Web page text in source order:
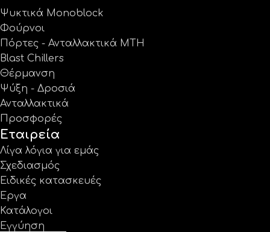
Ψυκτικά Monoblock
Φούρνοι
Πόρτες - Ανταλλακτικά MTH
Blast Chillers
Θέρμανση
Ψύξη - Δροσιά
Ανταλλακτικά
Προσφορές
Εταιρεία
Λίγα λόγια για εμάς
Σχεδιασμός
Ειδικές κατασκευές
Έργα
Κατάλογοι
Εγγύηση